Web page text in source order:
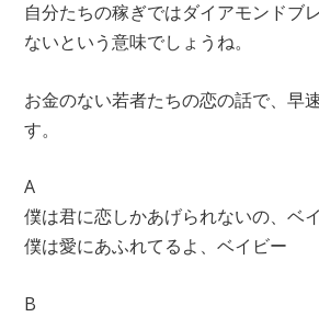
自分たちの稼ぎではダイアモンドブ
ないという意味でしょうね。
お金のない若者たちの恋の話で、早
す。
A
僕は君に恋しかあげられないの、ベ
僕は愛にあふれてるよ、ベイビー
B